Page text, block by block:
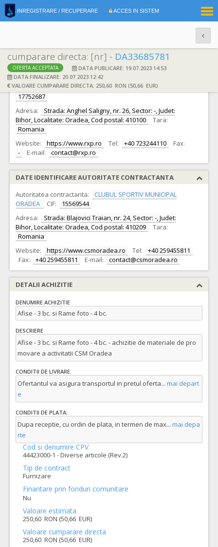
INREGISTRARE / RECUPERARE ACCES IN SISTEM
cumparare directa: [nr] - DA33685781
OFERTA ACCEPTATA
DATA PUBLICARE: 19.07.2023 14:53
DATA FINALIZARE: 20.07.2023 12:42
VALOARE CUMPARARE DIRECTA: 250,60 RON (50,66 EUR)
DATE IDENTIFICARE OFERTANT
Ofertant: S.C. REAL EXPERT ADVERTISING S.R.L.
17752687
Adresa:
Strada: Anghel Saligny, nr. 26, Sector: -, Judet:
Bihor, Localitate: Oradea, Cod postal: 410100
Tara:
Romania
Website:
https://www.rxp.ro Tel: +40 723244110
Fax:
-
E-mail: contact@rxp.ro
DATE IDENTIFICARE AUTORITATE CONTRACTANTA
Autoritatea contractanta:
CLUBUL SPORTIV MUNICIPAL
ORADEA
CIF:
15569544
Adresa:
Strada: Blajovici Traian, nr. 24, Sector: -, Judet:
Bihor, Localitate: Oradea, Cod postal: 410209
Tara:
Romania
Website:
https://www.csmoradea.ro Tel:
+40 259455811
Fax:
+40 259455811 E-mail: contact@csmoradea.ro
DETALII ACHIZITIE
DENUMIRE ACHIZITIE
Afise - 3 bc. si Rame foto - 4 bc.
DESCRIERE
Afise - 3 bc. si Rame foto - 4 bc. - achizitie de materiale de pro
movare a activitatii CSM Oradea
CONDITII DE LIVRARE:
Ofertantul va asigura transportul in pretul oferta... mai depart
e
CONDITII DE PLATA:
Dupa receptie, cu ordin de plata, in termen de max... mai depa
rte
Cod si denumire CPV
44423000-1 - Diverse articole (Rev.2)
Tip de contract
Furnizare
Finantare prin fonduri comunitare
Nu
Valoare estimata
250,60 RON (50,66 EUR)
Valoare cumparare directa
250,60 RON (50,66 EUR)